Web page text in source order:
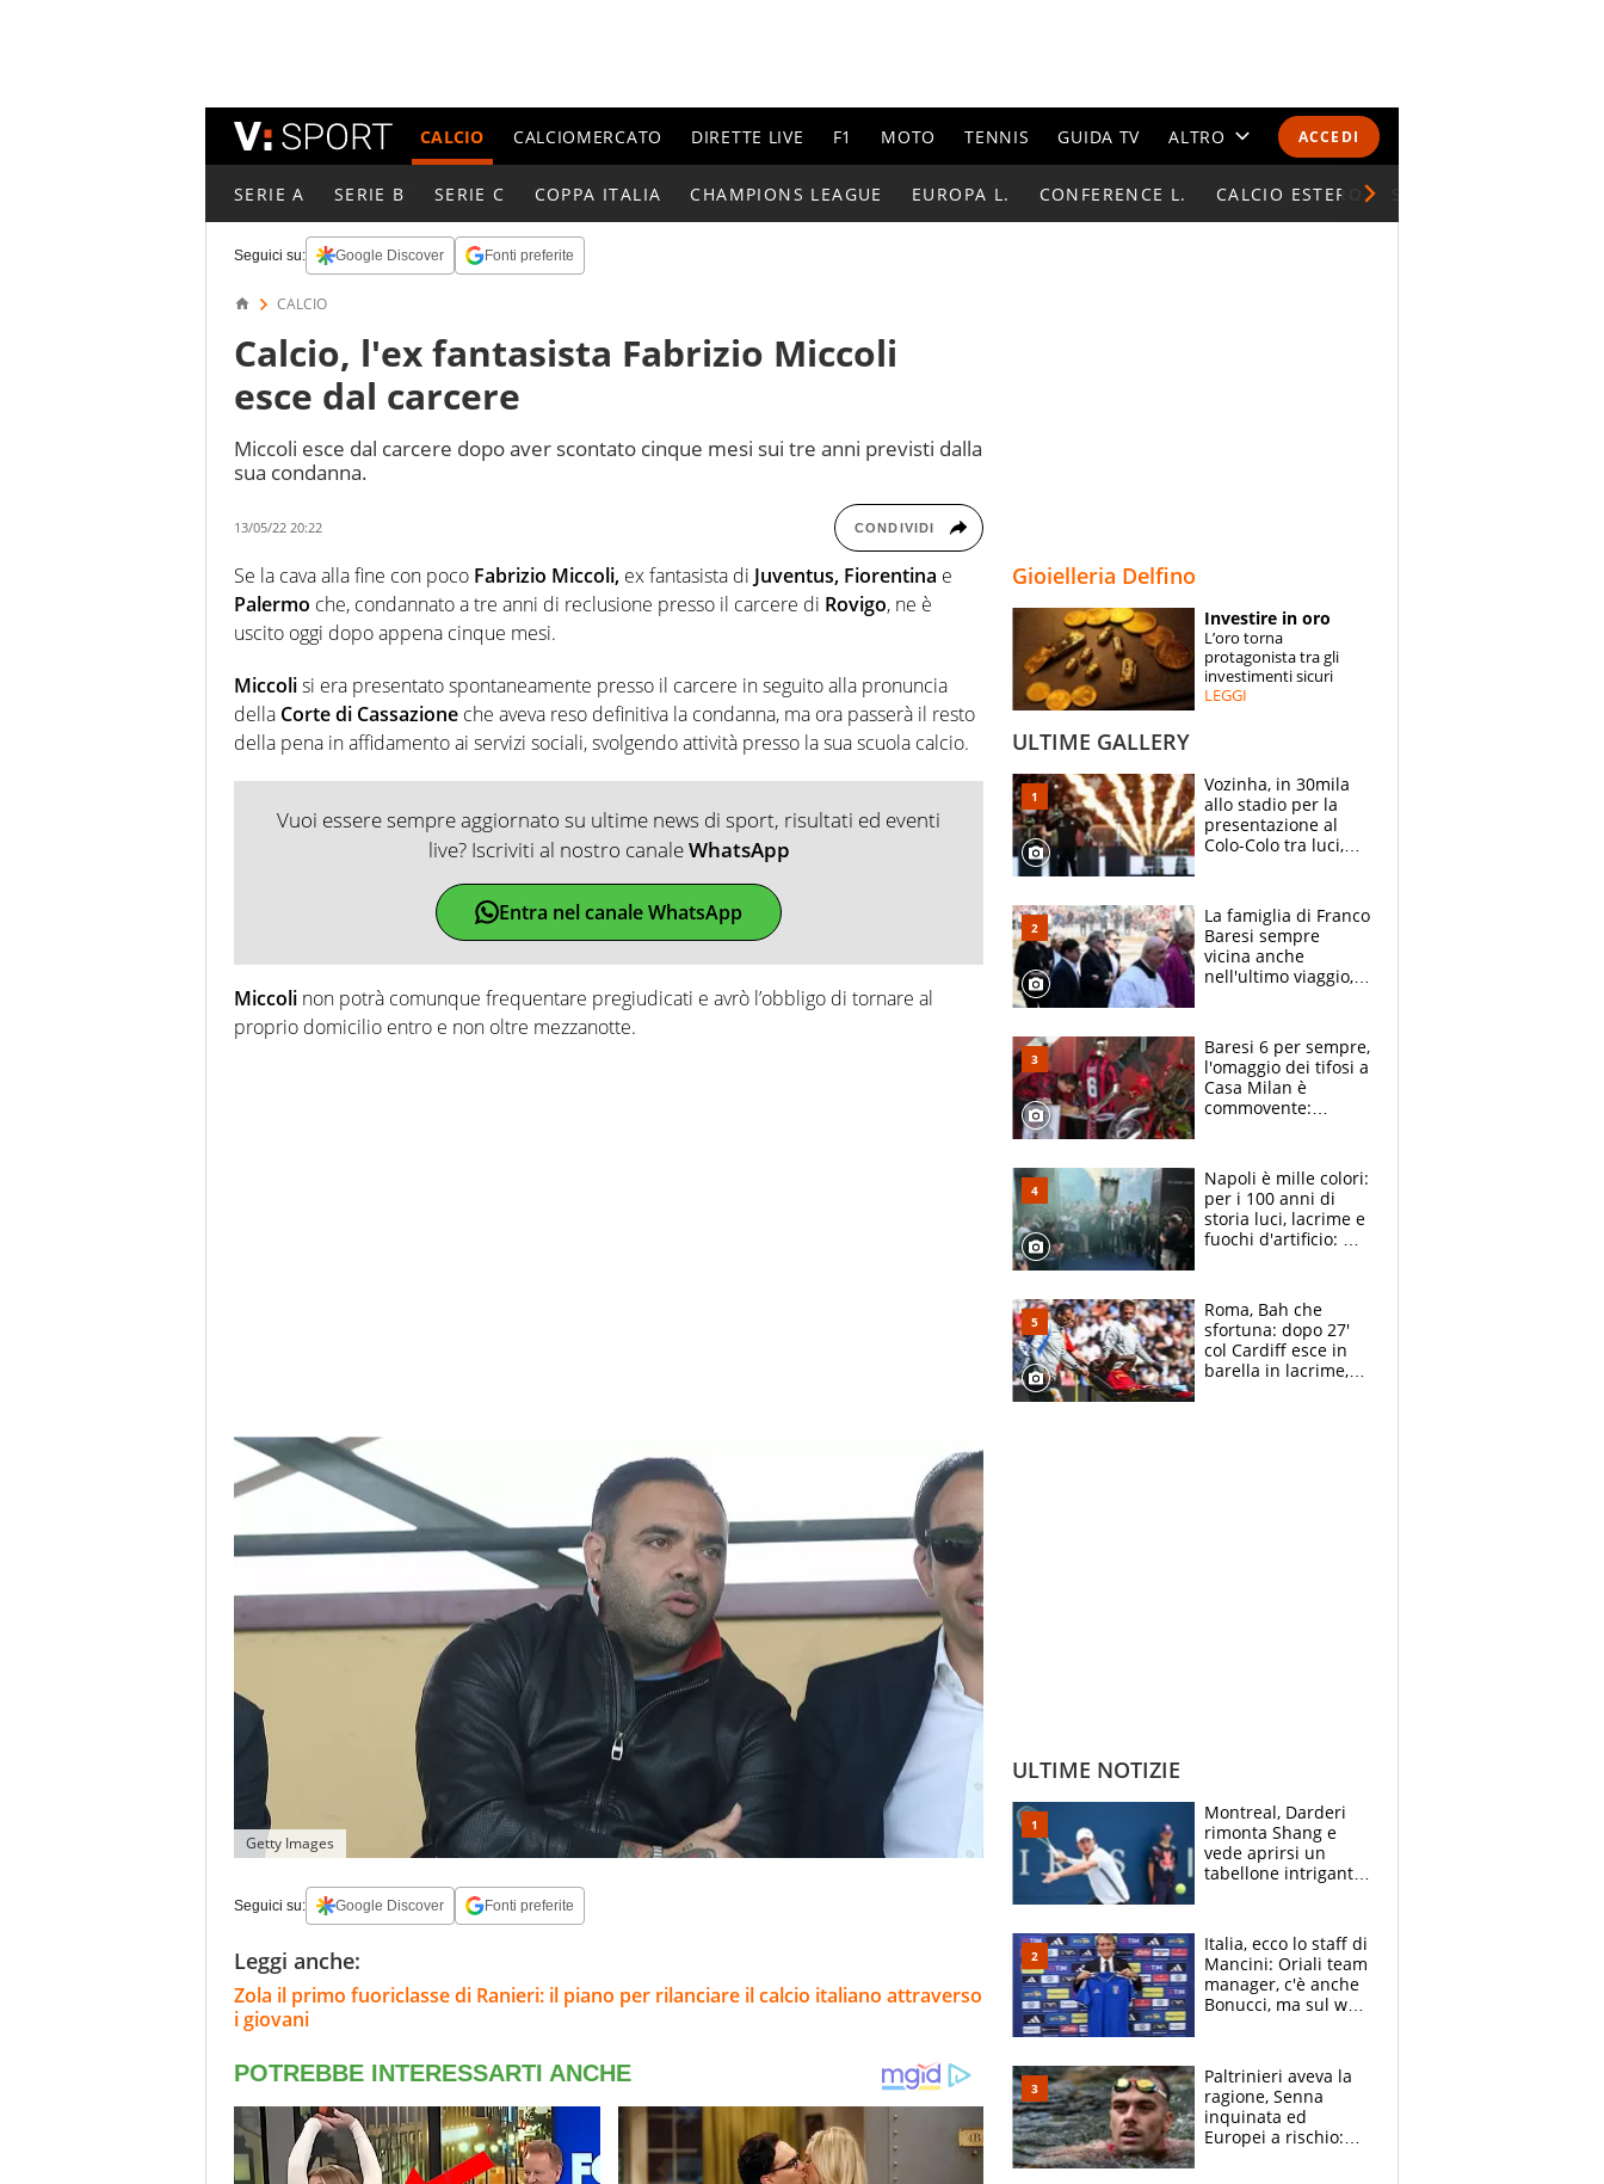
ACCEDI
CALCIO CALCIOMERCATO DIRETTE LIVE F1 MOTO TENNIS GUIDA TV ALTRO
CALENDARI E CLASSIFICHE
ESPERTI
CONTATTI
SERIE A SERIE B SERIE C COPPA ITALIA CHAMPIONS LEAGUE EUROPA L. CONFERENCE L. CALCIO ESTERO
Seguici su: Google Discover Fonti preferite
CALCIO
Calcio, l'ex fantasista Fabrizio Miccoli
esce dal carcere
Miccoli esce dal carcere dopo aver scontato cinque mesi sui tre anni previsti dalla
sua condanna.
13/05/22 20:22 CONDIVIDI
Se la cava alla fine con poco Fabrizio Miccoli, ex fantasista di Juventus, Fiorentina e
Palermo che, condannato a tre anni di reclusione presso il carcere di Rovigo, ne è
uscito oggi dopo appena cinque mesi.
Miccolisi era presentato spontaneamente presso il carcere in seguito alla pronuncia
della Corte di Cassazione che aveva reso definitiva la condanna, ma ora passerà il resto
della pena in affidamento ai servizi sociali, svolgendo attività presso la sua scuola calcio.
Vuoi essere sempre aggiornato su ultime news di sport, risultati ed eventi
live? Iscriviti al nostro canaleWhatsApp
Entra nel canale WhatsApp
Miccoli non potrà comunque frequentare pregiudicati e avrò l’obbligo di tornare al
proprio domicilio entro e non oltre mezzanotte.
Getty Images
Seguici su: Google Discover Fonti preferite
Leggi anche:
Zola il primo fuoriclasse di Ranieri: il piano per rilanciare il calcio italiano attraverso
i giovani
Gioielleria Delfino
Investire in oro
L’oro torna
protagonista tra gli
investimenti sicuri
LEGGI
ULTIME GALLERY
Vozinha, in 30mila
allo stadio per la
presentazione al
Colo-Colo tra luci,
La famiglia di Franco
Baresi sempre
vicina anche
nell'ultimo viaggio,
circondati
dall'affetto dei tifosi
Baresi 6 per sempre,
l'omaggio dei tifosi a
Casa Milan è
commovente:
bigliettini
Napoli è mille colori:
per i 100 anni di
storia luci, lacrime e
fuochi d'artificio: De
Roma, Bah che
sfortuna: dopo 27'
col Cardiff esce in
barella in lacrime,
ULTIME NOTIZIE
Montreal, Darderi
rimonta Shang e
vede aprirsi un
tabellone intrigante:
felice del mio livello"
Italia, ecco lo staff di
Mancini: Oriali team
manager, c'è anche
Bonucci, ma sul web
Paltrinieri aveva la
ragione, Senna
inquinata ed
Europei a rischio: